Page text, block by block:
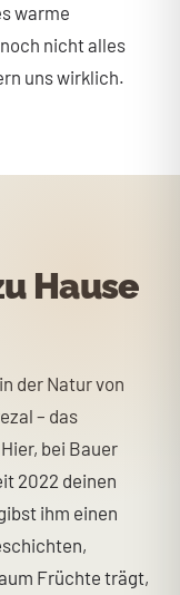
warme
nicht alles
uns wirklich.
Hause
der Natur von
– das
bei Bauer
2022 deinen
ihm einen
Früchte trägt,